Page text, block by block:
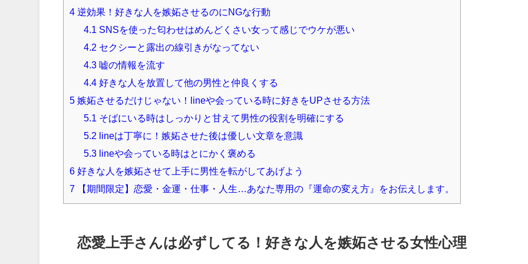
4 逆効果！好きな人を嫉妬させるのにNGな行動
4.1 SNSを使った匂わせはめんどくさい女って感じでウケが悪い
4.2 セクシーと露出の線引きがなってない
4.3 嘘の情報を流す
4.4 好きな人を放置して他の男性と仲良くする
5 嫉妬させるだけじゃない！lineや会っている時に好きをUPさせる方法
5.1 そばにいる時はしっかりと甘えて男性の役割を明確にする
5.2 lineは丁寧に！嫉妬させた後は優しい文章を意識
5.3 lineや会っている時はとにかく褒める
6 好きな人を嫉妬させて上手に男性を転がしてあげよう
7 【期間限定】恋愛・金運・仕事・人生…あなた専用の『運命の変え方』をお伝えします。
恋愛上手さんは必ずしてる！好きな人を嫉妬させる女性心理